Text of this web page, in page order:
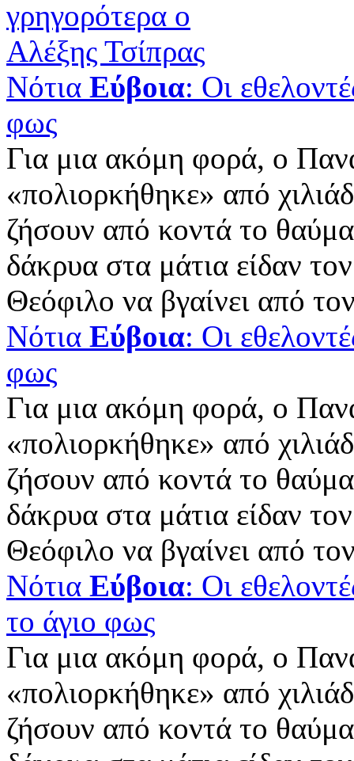
Νότια Εύβοια: Οι
φως
Για μια ακόμη φορά, ο
«πολιορκήθηκε» από
ζήσουν από κοντά το
δάκρυα στα μάτια είδαν
Θεόφιλο να βγαίνει από
Νότια Εύβοια: Οι
φως
Για μια ακόμη φορά, ο
«πολιορκήθηκε» από
ζήσουν από κοντά το
δάκρυα στα μάτια είδαν
Θεόφιλο να βγαίνει από
Νότια Εύβοια: Οι
το άγιο φως
Για μια ακόμη φορά, ο
«πολιορκήθηκε» από
ζήσουν από κοντά το